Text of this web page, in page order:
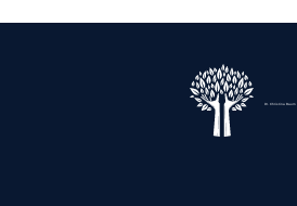
Dr. Christina Baum